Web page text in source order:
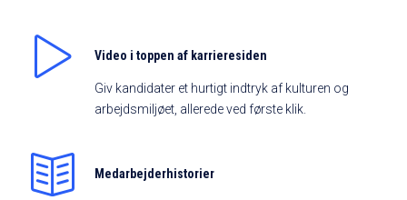
Video i toppen af karrieresiden
Giv kandidater et hurtigt indtryk af kulturen og
arbejdsmiljøet, allerede ved første klik.
Medarbejderhistorier